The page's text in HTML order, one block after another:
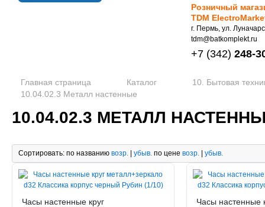
Розничный
TDM
г. Пермь, ул.
tdm@batkomplekt.ru
+7 (342) 248-
Главная страница Каталог
10. Бытовая
10.04.02.3 Металл настенные
10.04.02.3 МЕТАЛЛ
Сортировать: по названию возр. | убыв. по цене возр. | убыв.
Часы настенные круг
Часы настенные